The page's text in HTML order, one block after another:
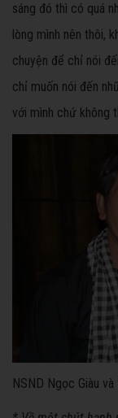
sáng đó thì có quá
lòng mình nên thôi,
chuyện để chỉ nói
chỉ muốn nói đến
với mình chứ không
NSND Ngọc Giàu